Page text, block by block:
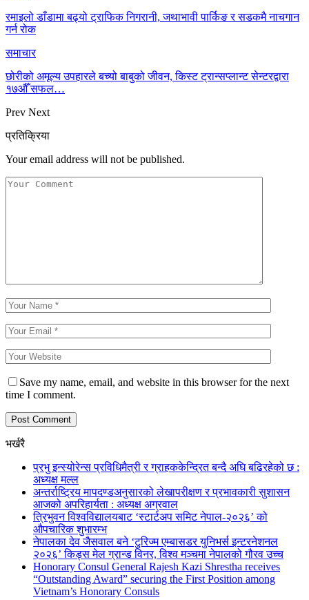
रमाइलो डाँडामा बढ्यो ट्राफिक निगरानी, जथाभावी पार्किङ र सडकमै नाचगान
गर्न रोक
समाचार
छोरीको अमूल्य उपहारले बच्यो बाबुको जीवन, किस्ट ट्रान्सप्लान्ट सेन्टरद्वारा
१७औँ सफल…
Prev Next
प्रतिक्रिया
Your email address will not be published.
Save my name, email, and website in this browser for the next
time I comment.
भर्खरै
प्रभु इन्स्योरेन्स प्रविधिमैत्री र ग्राहककेन्द्रित बन्दै अघि बढिरहेको छ :
अध्यक्ष मल्ल
अन्तर्राष्ट्रिय मापदण्डअनुसारको लेखापरीक्षण र प्रभावकारी सुशासन
आजको अपरिहार्यता : अध्यक्ष अग्रवाल
त्रिभुवन विश्वविद्यालयबाट ‘स्टार्टअप समिट नेपाल-२०२६’ को
औपचारिक शुभारम्भ
नेपालका देव जैसवाल बने ‘टुरिज्म एम्बासडर युनिभर्स इन्टरनेशनल
२०२६’ किड्स मेल ग्रान्ड विनर, विश्व मञ्चमा नेपालको गौरव उच्च
Honorary Consul General Rajesh Kazi Shrestha receives
“Outstanding Award” securing the First Position among
Vietnam’s Honorary Consuls